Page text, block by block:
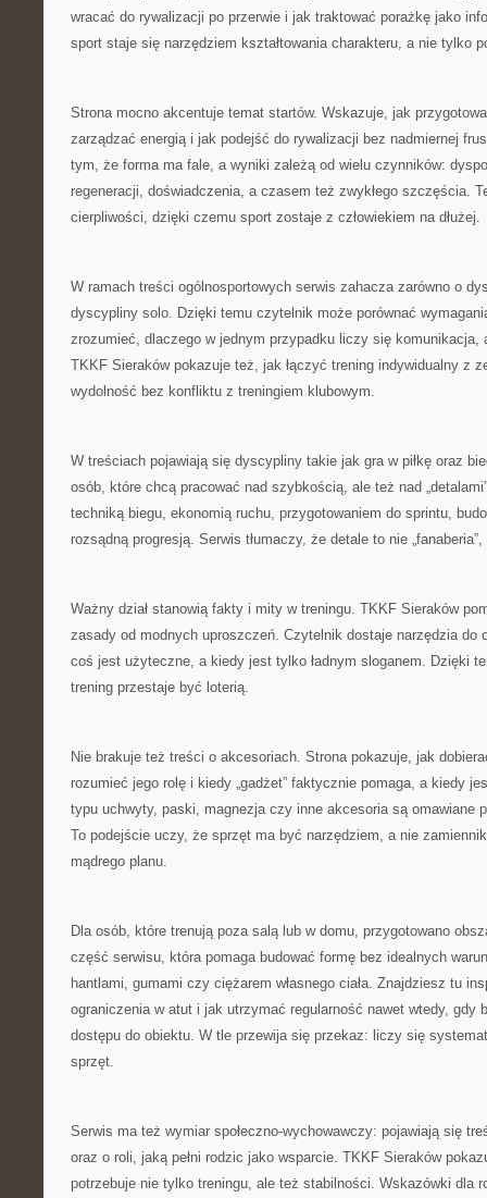
wracać do rywalizacji po przerwie i jak traktować porażkę jako
sport staje się narzędziem kształtowania charakteru, a nie tylko
Strona mocno akcentuje temat startów. Wskazuje, jak
zarządzać energią i jak podejść do rywalizacji bez nadmiernej
tym, że forma ma fale, a wyniki zależą od wielu czynników:
regeneracji, doświadczenia, a czasem też zwykłego szczęścia.
cierpliwości, dzięki czemu sport zostaje z człowiekiem na dłużej.
W ramach treści ogólnosportowych serwis zahacza zarówno o
dyscypliny solo. Dzięki temu czytelnik może porównać
zrozumieć, dlaczego w jednym przypadku liczy się komunikacja,
TKKF Sieraków pokazuje też, jak łączyć trening indywidualny z
wydolność bez konfliktu z treningiem klubowym.
W treściach pojawiają się dyscypliny takie jak gra w piłkę oraz
osób, które chcą pracować nad szybkością, ale też nad
techniką biegu, ekonomią ruchu, przygotowaniem do sprintu,
rozsądną progresją. Serwis tłumaczy, że detale to nie
Ważny dział stanowią fakty i mity w treningu. TKKF Sieraków
zasady od modnych uproszczeń. Czytelnik dostaje narzędzia do
coś jest użyteczne, a kiedy jest tylko ładnym sloganem. Dzięki
trening przestaje być loterią.
Nie brakuje też treści o akcesoriach. Strona pokazuje, jak
rozumieć jego rolę i kiedy „gadżet” faktycznie pomaga, a kiedy
typu uchwyty, paski, magnezja czy inne akcesoria są omawiane
To podejście uczy, że sprzęt ma być narzędziem, a nie
mądrego planu.
Dla osób, które trenują poza salą lub w domu, przygotowano
część serwisu, która pomaga budować formę bez idealnych
hantlami, gumami czy ciężarem własnego ciała. Znajdziesz tu
ograniczenia w atut i jak utrzymać regularność nawet wtedy, gdy
dostępu do obiektu. W tle przewija się przekaz: liczy się
sprzęt.
Serwis ma też wymiar społeczno-wychowawczy: pojawiają się
oraz o roli, jaką pełni rodzic jako wsparcie. TKKF Sieraków
potrzebuje nie tylko treningu, ale też stabilności. Wskazówki dla